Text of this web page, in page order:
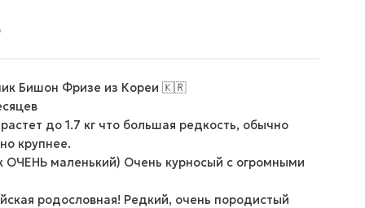
Бишон Фризе из Кореи 🇰🇷
до 1.7 кг что большая редкость, обычно
крупнее.
ОЧЕНЬ маленький) Очень курносый с огромными
родословная! Редкий, очень породистый